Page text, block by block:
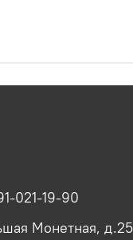
021-19-90
Монетная, д.25